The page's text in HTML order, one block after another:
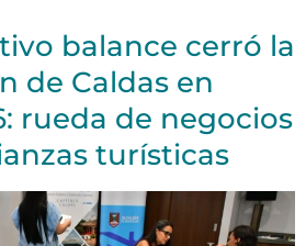
balance cerró la
de Caldas en
rueda de negocios
turísticas